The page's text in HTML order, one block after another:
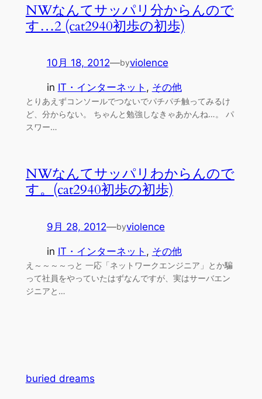
NWなんてサッパリ分からんので
す…2 (cat2940初歩の初歩)
10月 18, 2012—byviolence
in IT・インターネット , その他
とりあえずコンソールでつないでパチパチ触ってみるけ
ど、分からない。 ちゃんと勉強しなきゃあかんね…。 パ
スワー…
NWなんてサッパリわからんので
す。(cat2940初歩の初歩)
9月 28, 2012—byviolence
in IT・インターネット , その他
え～～～～っと 一応「ネットワークエンジニア」とか騙
って社員をやっていたはずなんですが、実はサーバエン
ジニアと…
buried dreams